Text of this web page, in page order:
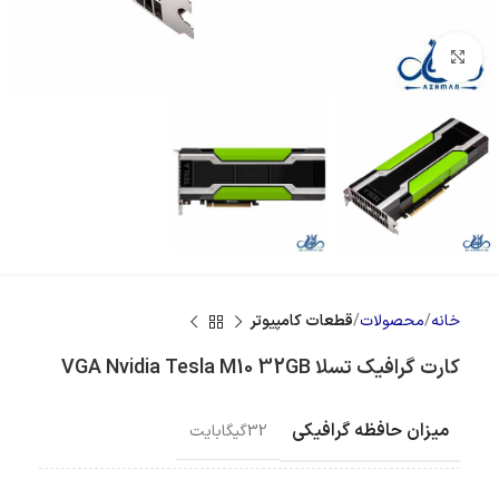
بزرگنمایی تصویر
خانه محصولات قطعات کامپیوتر
کارت گرافیک تسلا VGA Nvidia Tesla M10 32GB
میزان حافظه گرافیکی 32گیگابایت